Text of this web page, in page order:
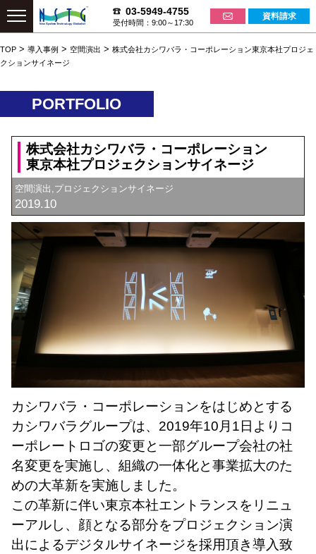
03-5949-4755
受付時間：9:00～17:30
資料請求
TOP > 導入事例 > 空間演出 > 株式会社カシワバラ・コーポレーション東京本社プロジェ
クションサイネージ
PORTFOLIO
株式会社カシワバラ・コーポレーション
東京本社プロジェクションサイネージ
空間演出,プロジェクションサイネージ
2019.10
カシワバラ・コーポレーションをはじめとする
カシワバラグループは、2019年10月1日よりコ
ーポレートロゴの変更と一部グループ会社の社
名変更を実施し、組織の一体化と事業拡大のた
めの大革新を実施しました。
この革新に伴い東京本社エントランスをリニュ
ーアルし、顔となる部分をプロジェクション演
出によるデジタルサイネージを採用頂き導入致